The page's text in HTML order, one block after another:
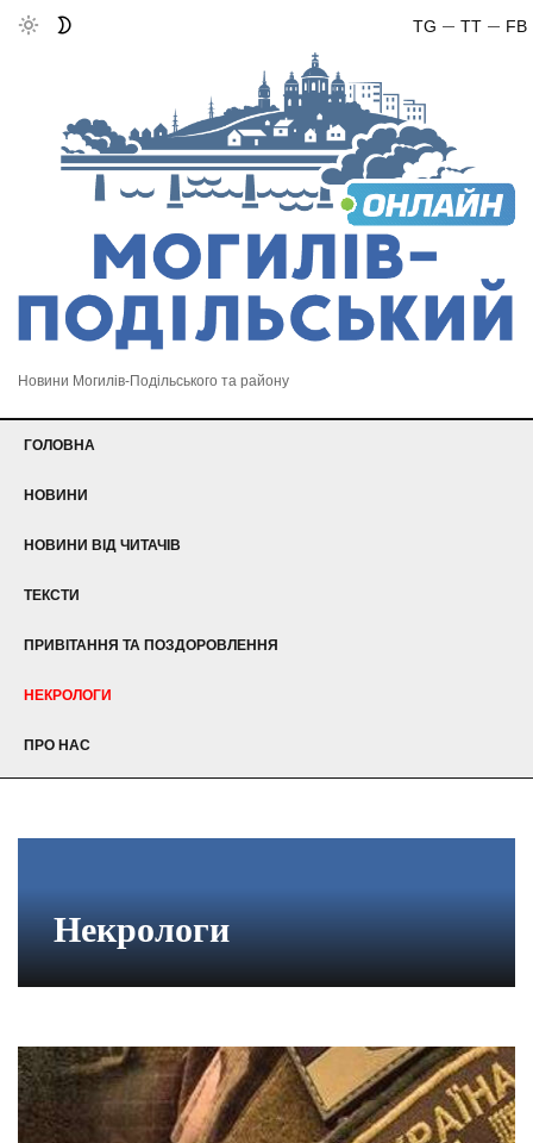
FB
TT
TG
Новини Могилів-Подільського та району
ГОЛОВНА
НОВИНИ
НОВИНИ ВІД ЧИТАЧІВ
ТЕКСТИ
ПРИВІТАННЯ ТА ПОЗДОРОВЛЕННЯ
НЕКРОЛОГИ
ПРО НАС
Некрологи